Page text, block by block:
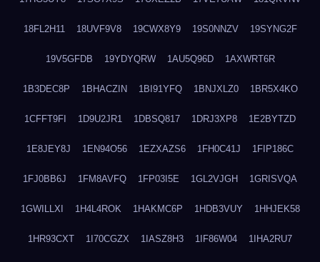
18FL2H11 18UVF9V8 19CWX8Y9 19S0NNZV 19SYNG2F
19V5GFDB 19YDYQRW 1AU5Q96D 1AXWRT6R
1B3DEC8P 1BHACZIN 1BI91YFQ 1BNJXLZ0 1BR5X4KO
1CFFT9FI 1D9U2JR1 1DBSQ817 1DRJ3XP8 1E2BYTZD
1E8JEY8J 1EN94O56 1EZXAZS6 1FH0C41J 1FIP186C
1FJ0BB6J 1FM8AVFQ 1FP03I5E 1GL2VJGH 1GRISVQA
1GWILLXI 1H4L4ROK 1HAKMC6P 1HDB3VUY 1HHJEK58
1HR93CXT 1I70CGZX 1IASZ8H3 1IF86W04 1IHA2RU7